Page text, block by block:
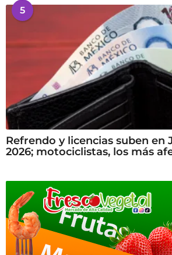
5
Refrendo y licencias suben en
2026; motociclistas, los más